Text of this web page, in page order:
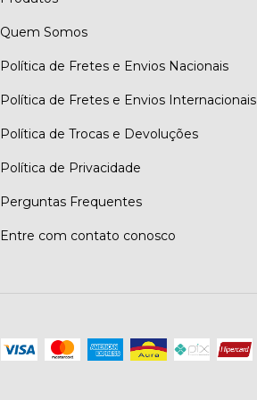
Quem Somos
Política de Fretes e Envios Nacionais
Política de Fretes e Envios Internacionais
Política de Trocas e Devoluções
Política de Privacidade
Perguntas Frequentes
Entre com contato conosco